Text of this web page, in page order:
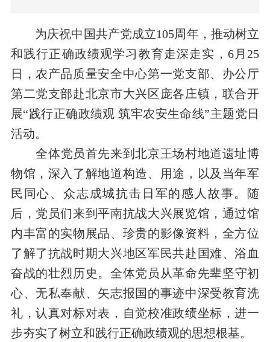
为庆祝中国共产党成立105周年， 推动树立
和践行正确政绩观学习教育走深走实， 6月25
日，农产品质量安全中心第一党支部、 办公厅
第二党支部赴北京市大兴区庞各庄镇，联合开
展“践行正确政绩观 筑牢农安生命线”主题党日
活动。
全体党员首先来到北京王场村地道遗址博
物馆 ，深入了解地道构造、用途，以及当年军
民同心、众志成城抗击日军的感人故事。随
后，党员们来到平南抗战大兴展览馆，通过馆
内丰富的实物展品、珍贵的影像资料，全方位
了解了抗战时期大兴地区军民共赴国难、浴血
奋战的壮烈历史 。全体党员 从革命先辈坚守初
心、无私奉献、矢志报国的事迹中深受教育洗
礼，认真对标对表，自觉校准政绩坐标，进一
步夯实了树立和践行正确政绩观的思想根基。